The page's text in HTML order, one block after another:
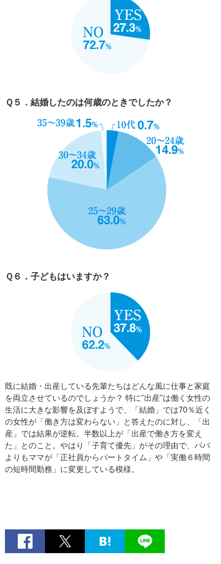
Ｑ５．結婚したのは何歳のときでしたか？
Ｑ６．子どもはいますか？
既に結婚・出産している先輩たちはどんな風に仕事と家庭
を両立させているのでしょうか？ 特に"出産"は働く女性の
生活に大きな影響を及ぼすようで、「結婚」では70％近く
の女性が「働き方は変わらない」と答えたのに対し、「出
産」では結果が逆転。半数以上が「出産で働き方を変え
た」とのこと。やはり「子育て優先」がその理由で、パパ
よりもママが「正社員からパートタイム」や「実働６時間
の短時間勤務」に変更している模様。